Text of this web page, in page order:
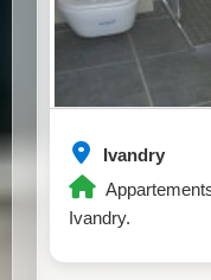
Ivandry
Ivandry.